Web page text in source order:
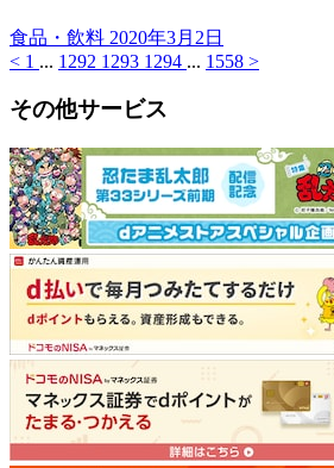
食品・飲料 2020年3月2日
< 1 ... 1292 1293 1294 ... 1558 >
その他サービス